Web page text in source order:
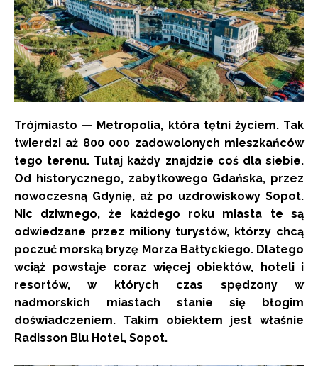
Trójmiasto — Metropolia, która tętni życiem. Tak
twierdzi aż 800 000 zadowolonych mieszkańców
tego terenu. Tutaj każdy znajdzie coś dla siebie.
Od historycznego, zabytkowego Gdańska, przez
nowoczesną Gdynię, aż po uzdrowiskowy Sopot.
Nic dziwnego, że każdego roku miasta te są
odwiedzane przez miliony turystów, którzy chcą
poczuć morską bryzę Morza Bałtyckiego. Dlatego
wciąż powstaje coraz więcej obiektów, hoteli i
resortów, w których czas spędzony w
nadmorskich miastach stanie się błogim
doświadczeniem. Takim obiektem jest właśnie
Radisson Blu Hotel, Sopot.